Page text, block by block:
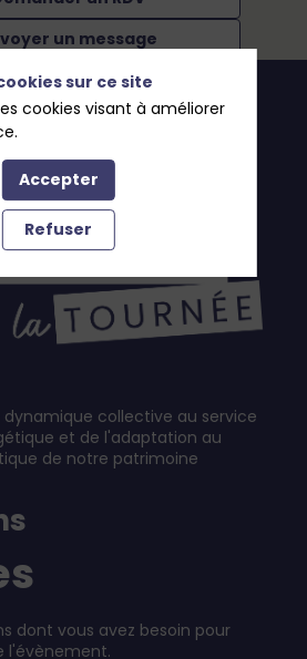
un message
collective au service
et de l'adaptation au
de notre patrimoine
dont vous avez besoin pour
l'évènement.
sur ce site
cookies visant à améliorer
Accepter
Refuser